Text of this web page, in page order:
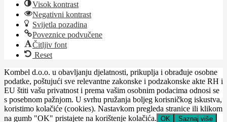
Visok kontrast
Negativni kontrast
Svijetla pozadina
Poveznice podvučene
Čitljiv font
Reset
Kombel d.o.o. u obavljanju djelatnosti, prikuplja i obrađuje osobne
podatke, poštujući sve relevantne zakonske i podzakonske akte RH i
EU štiti vašu privatnost i prema vašim osobnim podacima odnosi se
s posebnom pažnjom. U svrhu pružanja boljeg korisničkog iskustva,
koristimo kolačiće (cookies). Nastavkom pregleda stranice ili klikom
na gumb "OK" pristajete na korištenje kolačića. OK Saznaj više